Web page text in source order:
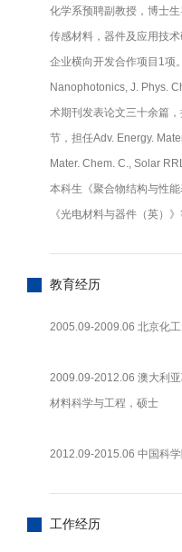
化学系预聘副教授，博士
传感材料，器件及应用技
企业横向开发合作项目1项
Nanophotonics, J. Phys.
术期刊发表论文三十余篇
节，担任Adv. Energy.
Mater. Chem. C., Solar
本科生《聚合物结构与性
《光电材料与器件（英）》
教育经历
2005.09-2009.06 北京化
2009.09-2012.06 澳大利
材料科学与工程，硕士
2012.09-2015.06 中国科
工作经历